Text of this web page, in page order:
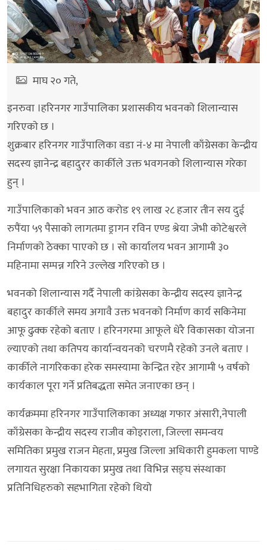
माघ २० गते,
इनरुवा ।हरिनगर गाउँपालिका प्रशासकीय भवनको शिलान्यास
गरिएकाे छ ।
शुक्रबार हरिनगर गाउँपालिका वडा नं-४ मा नेपाली काँग्रेसका केन्द्रीय
सदस्य ज्ञानेन्द्र बहादुरर कार्कीले उक्त भवगनकाे शिलान्यास गरेका
हुन् ।
गाउँपालिकाकाे भवन आठ करोड १९ लाख २८ हजार तीन सय दुई
रुपैंया ५९ पैसाको लागतमा ड्रागन रविन एण्ड श्रेया जेभी कोटेश्वरले
निर्माणको ठेक्का पाएको छ । सो कार्यालय भवन आगामी ३०
महिनामा सम्पन्न गरिने उल्लेख गरिएको छ ।
भवनको शिलान्यास गर्दै नेपाली कांग्रेसका केन्द्रीय सदस्य ज्ञानेन्द्र
बहादुर कार्कीले समय अगावै उक्त भवनकाे निर्माण कार्य सकिनेमा
आफू ढुक्क रहेको बताए । हरिनगरमा आफूले धेरै विकासका योजना
ल्याएको तथा कतिपय कार्यान्वयनको चरणमै रहेको उनले बताए ।
कार्कीले नागरिकका हरेक समस्यामा केन्द्रित रहेर आगामी ५ वर्षको
कार्यकाल पूरा गर्ने प्रतिबद्धता समेत जनाएका छन् ।
कार्यक्रममा हरिनगर गाउँपालिकाका अध्यक्ष गफार अंसारी,नेपाली
काँग्रेसका केन्द्रीय सदस्य राजीव कोइराला, जिल्ला समन्वय
समितिका प्रमुख राजन मेहता, प्रमुख जिल्ला अधिकारी हुमकला पाण्डे
लगायत सुरक्षा निकायका प्रमुख तथा विभिन्न सङ्घ संस्थाका
प्रतिनिधिहरुको सहभागिता रहेको थियो